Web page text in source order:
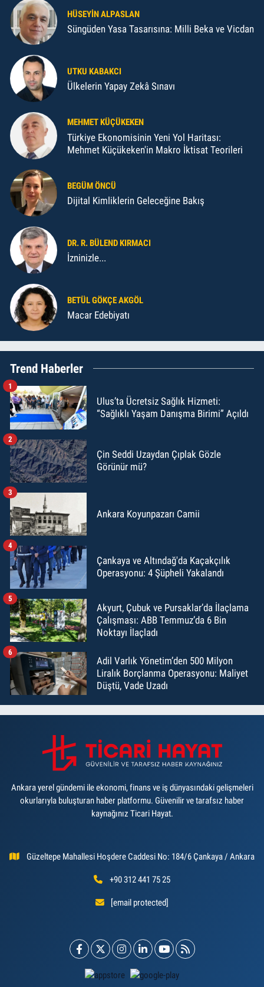
HÜSEYIN ALPASLAN
Süngüden Yasa Tasarısına: Milli Beka ve Vicdan
UTKU KABAKCI
Ülkelerin Yapay Zekâ Sınavı
MEHMET KÜÇÜKEKEN
Türkiye Ekonomisinin Yeni Yol Haritası:
Mehmet Küçükeken'in Makro İktisat Teorileri
BEGÜM ÖNCÜ
Dijital Kimliklerin Geleceğine Bakış
DR. R. BÜLEND KIRMACI
İzninizle...
BETÜL GÖKÇE AKGÖL
Macar Edebiyatı
Trend Haberler
Ulus’ta Ücretsiz Sağlık Hizmeti:
“Sağlıklı Yaşam Danışma Birimi” Açıldı
1
Çin Seddi Uzaydan Çıplak Gözle
Görünür mü?
2
Ankara Koyunpazarı Camii
3
Çankaya ve Altındağ'da Kaçakçılık
Operasyonu: 4 Şüpheli Yakalandı
4
Akyurt, Çubuk ve Pursaklar’da İlaçlama
Çalışması: ABB Temmuz’da 6 Bin
Noktayı İlaçladı
5
Adil Varlık Yönetim’den 500 Milyon
Liralık Borçlanma Operasyonu: Maliyet
Düştü, Vade Uzadı
6
Ankara yerel gündemi ile ekonomi, finans ve iş dünyasındaki gelişmeleri
okurlarıyla buluşturan haber platformu. Güvenilir ve tarafsız haber
kaynağınız Ticari Hayat.
Güzeltepe Mahallesi Hoşdere Caddesi No: 184/6 Çankaya / Ankara
+90 312 441 75 25
[email protected]